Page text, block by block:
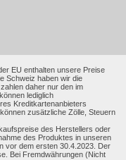
EU enthalten unsere Preise
Schweiz haben wir die
daher nur den im
lediglich
Kreditkartenanbieters
zusätzliche Zölle, Steuern
des Herstellers oder
des Produktes in unseren
vor dem ersten 30.4.2023. Der
Bei Fremdwährungen (Nicht